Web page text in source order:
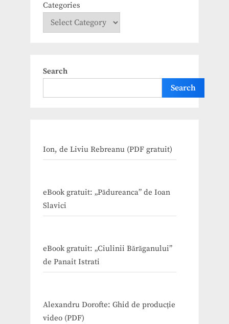
Categories
Search
Search
Ion, de Liviu Rebreanu (PDF gratuit)
eBook gratuit: „Pădureanca” de Ioan
Slavici
eBook gratuit: „Ciulinii Bărăganului”
de Panait Istrati
Alexandru Dorofte: Ghid de producție
video (PDF)